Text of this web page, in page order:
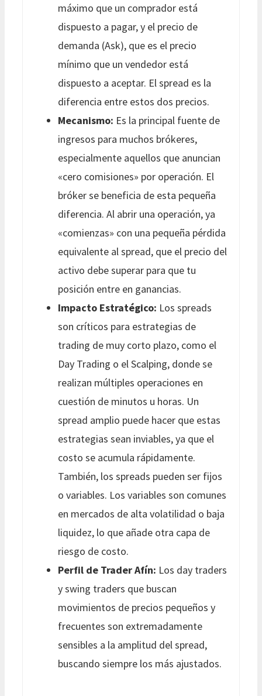
máximo que un comprador está
dispuesto a pagar, y el precio de
demanda (Ask), que es el precio
mínimo que un vendedor está
dispuesto a aceptar. El spread es la
diferencia entre estos dos precios.
Mecanismo: Es la principal fuente de
ingresos para muchos brókeres,
especialmente aquellos que anuncian
«cero comisiones» por operación. El
bróker se beneficia de esta pequeña
diferencia. Al abrir una operación, ya
«comienzas» con una pequeña pérdida
equivalente al spread, que el precio del
activo debe superar para que tu
posición entre en ganancias.
Impacto Estratégico: Los spreads
son críticos para estrategias de
trading de muy corto plazo, como el
Day Trading o el Scalping, donde se
realizan múltiples operaciones en
cuestión de minutos u horas. Un
spread amplio puede hacer que estas
estrategias sean inviables, ya que el
costo se acumula rápidamente.
También, los spreads pueden ser fijos
o variables. Los variables son comunes
en mercados de alta volatilidad o baja
liquidez, lo que añade otra capa de
riesgo de costo.
Perfil de Trader Afín: Los day traders
y swing traders que buscan
movimientos de precios pequeños y
frecuentes son extremadamente
sensibles a la amplitud del spread,
buscando siempre los más ajustados.